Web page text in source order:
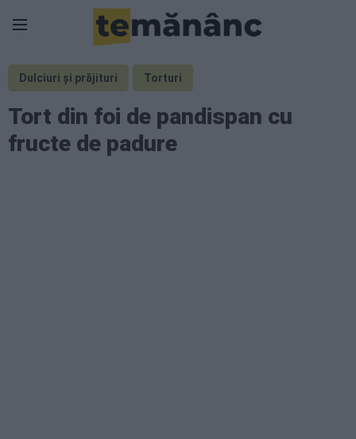
Dulciuri și prăjituri Torturi
Tort din foi de pandispan cu
fructe de padure